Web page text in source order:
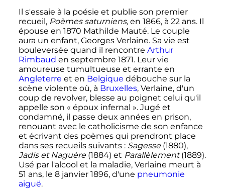
Il s'essaie à la poésie et publie son premier
recueil, Poèmes saturniens,en 1866, à 22 ans. Il
épouse en 1870 Mathilde Mauté. Le couple
aura un enfant, Georges Verlaine. Sa vie est
bouleversée quand il rencontre Arthur
Rimbaud en septembre 1871. Leur vie
amoureuse tumultueuse et errante en
Angleterre et en Belgique débouche sur la
scène violente où, à Bruxelles, Verlaine, d'un
coup de revolver, blesse au poignet celui qu'il
appelle son « époux infernal ». Jugé et
condamné, il passe deux années en prison,
renouant avec le catholicisme de son enfance
et écrivant des poèmes qui prendront place
dans ses recueils suivants : Sagesse(1880),
Jadis et Naguère(1884) et Parallèlement(1889).
Usé par l'alcool et la maladie, Verlaine meurt à
51 ans, le 8 janvier 1896, d'une pneumonie
aiguë.